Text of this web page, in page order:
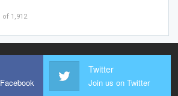
of 1,912
Twitter
Join us on Twitter